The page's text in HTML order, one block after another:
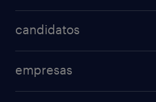
candidatos
empresas